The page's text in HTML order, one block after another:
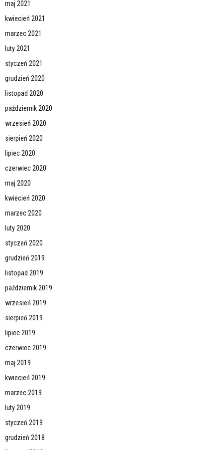
maj 2021
kwiecień 2021
marzec 2021
luty 2021
styczeń 2021
grudzień 2020
listopad 2020
październik 2020
wrzesień 2020
sierpień 2020
lipiec 2020
czerwiec 2020
maj 2020
kwiecień 2020
marzec 2020
luty 2020
styczeń 2020
grudzień 2019
listopad 2019
październik 2019
wrzesień 2019
sierpień 2019
lipiec 2019
czerwiec 2019
maj 2019
kwiecień 2019
marzec 2019
luty 2019
styczeń 2019
grudzień 2018